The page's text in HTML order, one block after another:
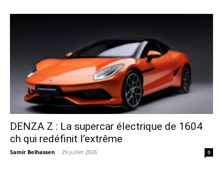
DENZA Z : La supercar électrique de 1604
ch qui redéfinit l’extrême
Samir Belhassen - 29 juillet 2026 0